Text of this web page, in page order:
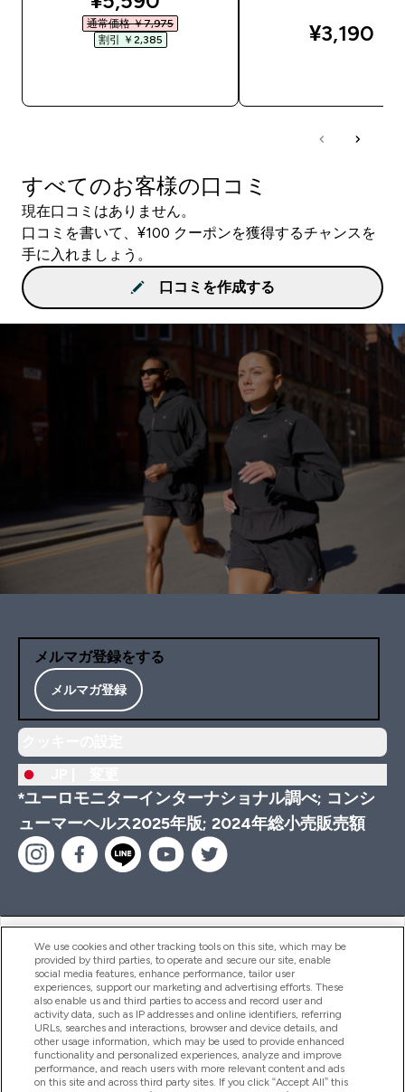
通常価格 ￥7,975‎
割引 ￥2,385‎
¥3,190‎
すべてのお客様の口コミ
現在口コミはありません。
口コミを書いて、¥100 クーポンを獲得するチャンスを
手に入れましょう。
口コミを作成する
メルマガ登録をする
メルマガ登録
*ユーロモニターインターナショナル調べ; コンシ
ューマーヘルス2025年版; 2024年総小売販売額
ヘルプ＆ガイド
商品について
会社概要
We use cookies and other tracking tools on this site, which may be
provided by third parties, to operate and secure our site, enable
social media features, enhance performance, tailor user
experiences, support our marketing and advertising efforts. These
also enable us and third parties to access and record user and
activity data, such as IP addresses and online identifiers, referring
URLs, searches and interactions, browser and device details, and
other usage information, which may be used to provide enhanced
functionality and personalized experiences, analyze and improve
performance, and reach users with more relevant content and ads
on this site and across third party sites. If you click “Accept All” this